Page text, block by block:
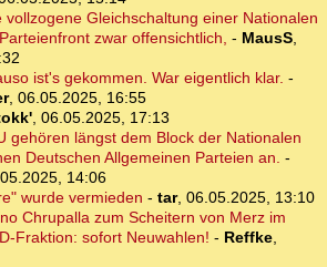
vollzogene Gleichschaltung einer Nationalen
zwar offensichtlich, - MausS,
ist's gekommen. War eigentlich klar. -
, 06.05.2025, 16:55
, 06.05.2025, 17:13
gehören längst dem Block der Nationalen
Deutschen Allgemeinen Parteien an. -
14:06
wurde vermieden - tar, 06.05.2025, 13:10
Chrupalla zum Scheitern von Merz im
Fraktion: sofort Neuwahlen! - Reffke,